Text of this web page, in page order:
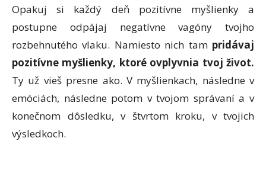
Opakuj si každý deň pozitívne myšlienky a
postupne odpájaj negatívne vagóny tvojho
rozbehnutého vlaku. Namiesto nich tam pridávaj
pozitívne myšlienky, ktoré ovplyvnia tvoj život.
Ty už vieš presne ako. V myšlienkach, následne v
emóciách, následne potom v tvojom správaní a v
konečnom dôsledku, v štvrtom kroku, v tvojich
výsledkoch.